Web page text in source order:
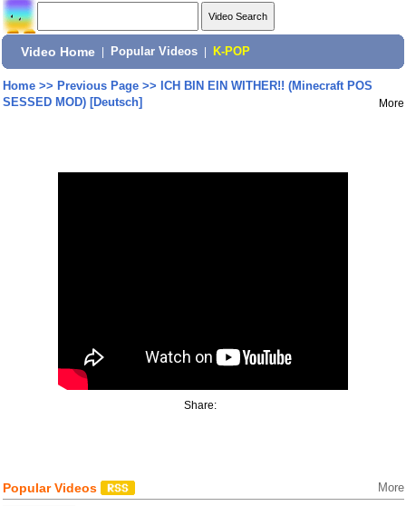
Video Home Popular Videos K-POP
Home>> Previous Page>> ICH BIN EIN WITHER!! (Minecraft POS
SESSED MOD) [Deutsch]
More
Share:
Popular Videos More